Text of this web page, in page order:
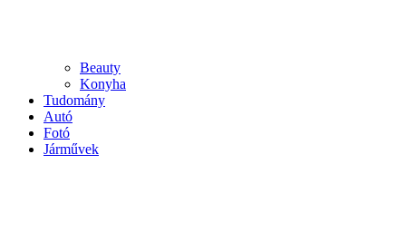
Beauty
Konyha
Tudomány
Autó
Fotó
Járművek